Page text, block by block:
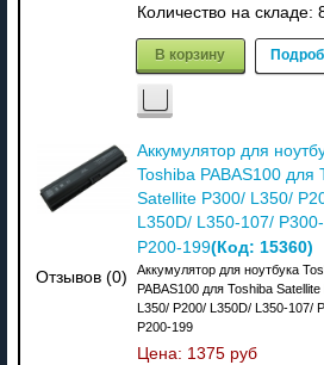
Количество на складе:
В корзину
Отзывов (0)
Аккумулятор для
Toshiba PABAS100 для
Satellite P300/ L350/
L350D/ L350-107/
P200-199(Код: 15360)
Аккумулятор для ноутбука
PABAS100 для Toshiba Satellite
L350/ P200/ L350D/ L350-107/
P200-199
Цена: 1375 руб